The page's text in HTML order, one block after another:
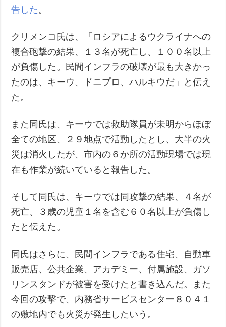
告した 。
クリメンコ氏は、「ロシアによるウクライナへの
複合砲撃の結果、１３名が死亡し、１００名以上
が負傷した。民間インフラの破壊が最も大きかっ
たのは、キーウ、ドニプロ、ハルキウだ」と伝え
た。
また同氏は、キーウでは救助隊員が未明からほぼ
全ての地区、２９地点で活動したとし、大半の火
災は消火したが、市内の６か所の活動現場では現
在も作業が続いていると報告した。
そして同氏は、キーウでは同攻撃の結果、４名が
死亡、３歳の児童１名を含む６０名以上が負傷し
たと伝えた。
同氏はさらに、民間インフラである住宅、自動車
販売店、公共企業、アカデミー、付属施設、ガソ
リンスタンドが被害を受けたと書き込んだ。また
今回の攻撃で、内務省サービスセンター８０４１
の敷地内でも火災が発生したいう。